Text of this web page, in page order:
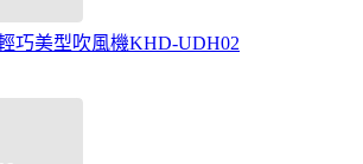
巧美型吹風機KHD-UDH02